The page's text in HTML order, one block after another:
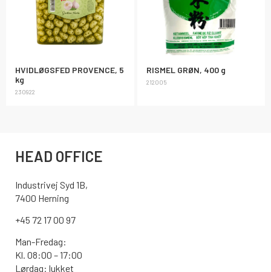
HVIDLØGSFED PROVENCE, 5
kg
230922
RISMEL GRØN, 400 g
212005
HEAD OFFICE
Industrivej Syd 1B,
7400 Herning
+45 72 17 00 97
Man-Fredag:
Kl. 08:00 – 17:00
Lørdag: lukket